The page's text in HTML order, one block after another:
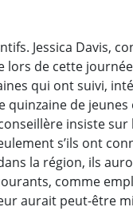
Jessica Davis,
lors de cette
qui ont suivi,
quinzaine de
insiste
s’ils ont
la région, ils
comme
aurait peut-être